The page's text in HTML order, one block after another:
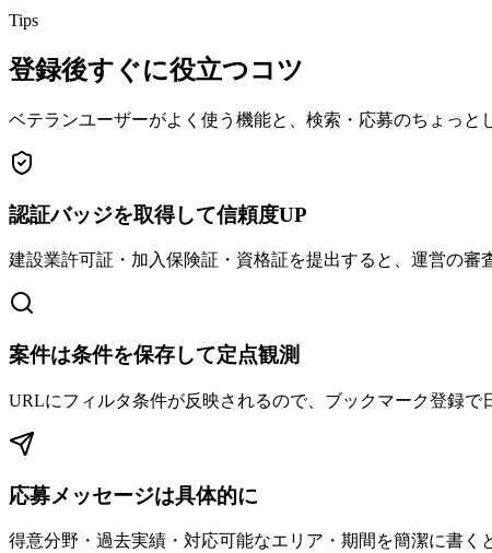
Tips
登録後すぐに役立つコツ
ベテランユーザーがよく使う機能と、検索・応募のちょっと
認証バッジを取得して信頼度UP
建設業許可証・加入保険証・資格証を提出すると、運営の
案件は条件を保存して定点観測
URLにフィルタ条件が反映されるので、ブックマーク登録で
応募メッセージは具体的に
得意分野・過去実績・対応可能なエリア・期間を簡潔に書く